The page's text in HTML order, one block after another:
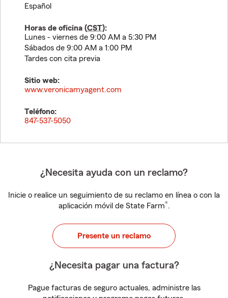
Español
Horas de oficina (CST):
Lunes - viernes de 9:00 AM a 5:30 PM
Sábados de 9:00 AM a 1:00 PM
Tardes con cita previa
Sitio web:
www.veronicamyagent.com
Teléfono:
847-537-5050
¿Necesita ayuda con un reclamo?
Inicie o realice un seguimiento de su reclamo en línea o con la
aplicación móvil de State Farm®.
Presente un reclamo
¿Necesita pagar una factura?
Pague facturas de seguro actuales, administre las